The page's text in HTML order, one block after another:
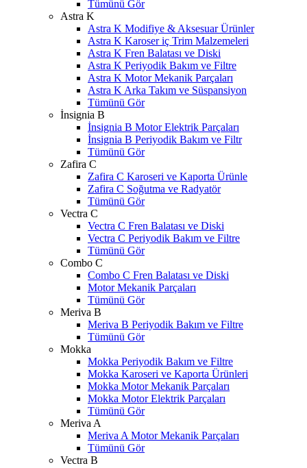
Tümünü Gör
Astra K
Astra K Modifiye & Aksesuar Ürünler
Astra K Karoser iç Trim Malzemeleri
Astra K Fren Balatası ve Diski
Astra K Periyodik Bakım ve Filtre
Astra K Motor Mekanik Parçaları
Astra K Arka Takım ve Süspansiyon
Tümünü Gör
İnsignia B
İnsignia B Motor Elektrik Parçaları
İnsignia B Periyodik Bakım ve Filtr
Tümünü Gör
Zafira C
Zafira C Karoseri ve Kaporta Ürünle
Zafira C Soğutma ve Radyatör
Tümünü Gör
Vectra C
Vectra C Fren Balatası ve Diski
Vectra C Periyodik Bakım ve Filtre
Tümünü Gör
Combo C
Combo C Fren Balatası ve Diski
Motor Mekanik Parçaları
Tümünü Gör
Meriva B
Meriva B Periyodik Bakım ve Filtre
Tümünü Gör
Mokka
Mokka Periyodik Bakım ve Filtre
Mokka Karoseri ve Kaporta Ürünleri
Mokka Motor Mekanik Parçaları
Mokka Motor Elektrik Parçaları
Tümünü Gör
Meriva A
Meriva A Motor Mekanik Parçaları
Tümünü Gör
Vectra B